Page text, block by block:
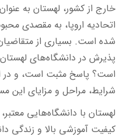
خارج از کشور، لهستان به
اتحادیه اروپا، به مقصدی
شده است. بسیاری از
پذیرش در دانشگاه‌های
است؟ پاسخ مثبت است، و در
شرایط، مراحل و مزایای این
لهستان با دانشگاه‌هایی
کیفیت آموزشی بالا و زندگی